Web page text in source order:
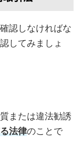
認しなければな
してみましょ
または違法勧誘
法律のことで